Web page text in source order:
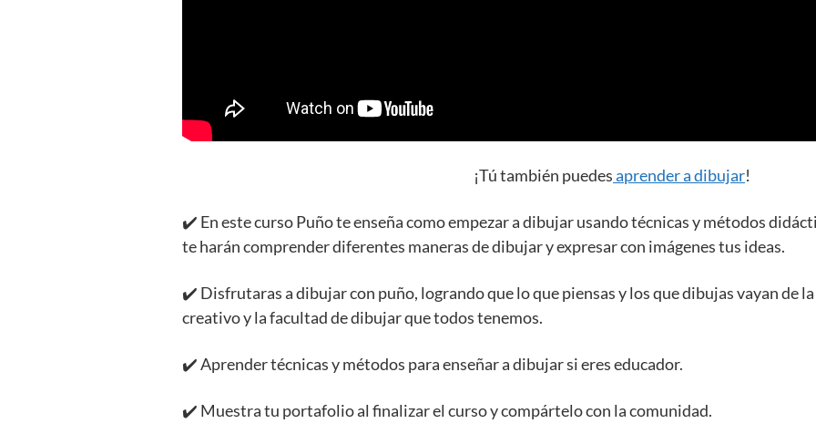
¡Tú también puedesaprender a dibujar!
✔️ En este curso Puño te enseña como empezar a dibujar usando técnicas y métodos
te harán comprender diferentes maneras de dibujar y expresar con imágenes tus ideas.
✔️ Disfrutaras a dibujar con puño, logrando que lo que piensas y los que dibujas vayan de
creativo y la facultad de dibujar que todos tenemos.
✔️ Aprender técnicas y métodos para enseñar a dibujar si eres educador.
✔️ Muestra tu portafolio al finalizar el curso y compártelo con la comunidad.